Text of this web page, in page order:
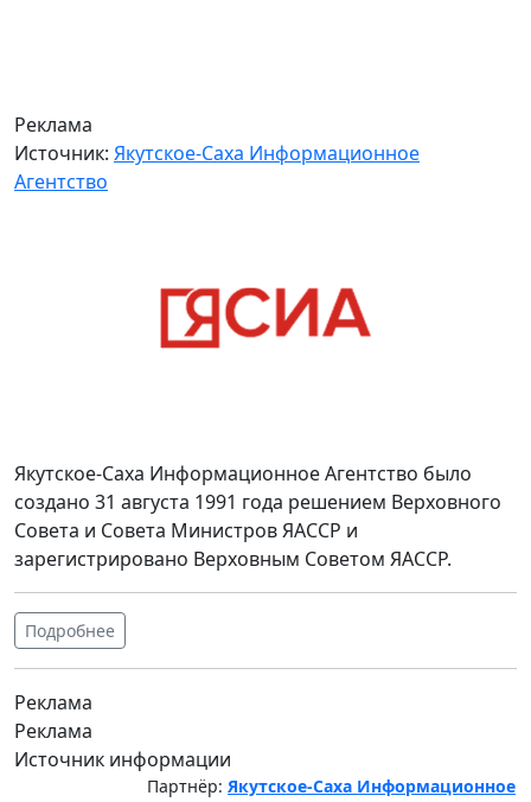
Реклама
Источник: Якутское-Саха Информационное
Агентство
Якутское-Саха Информационное Агентство было
создано 31 августа 1991 года решением Верховного
Совета и Совета Министров ЯАССР и
зарегистрировано Верховным Советом ЯАССР.
Подробнее
Реклама
Реклама
Источник информации
Партнёр: Якутское-Саха Информационное